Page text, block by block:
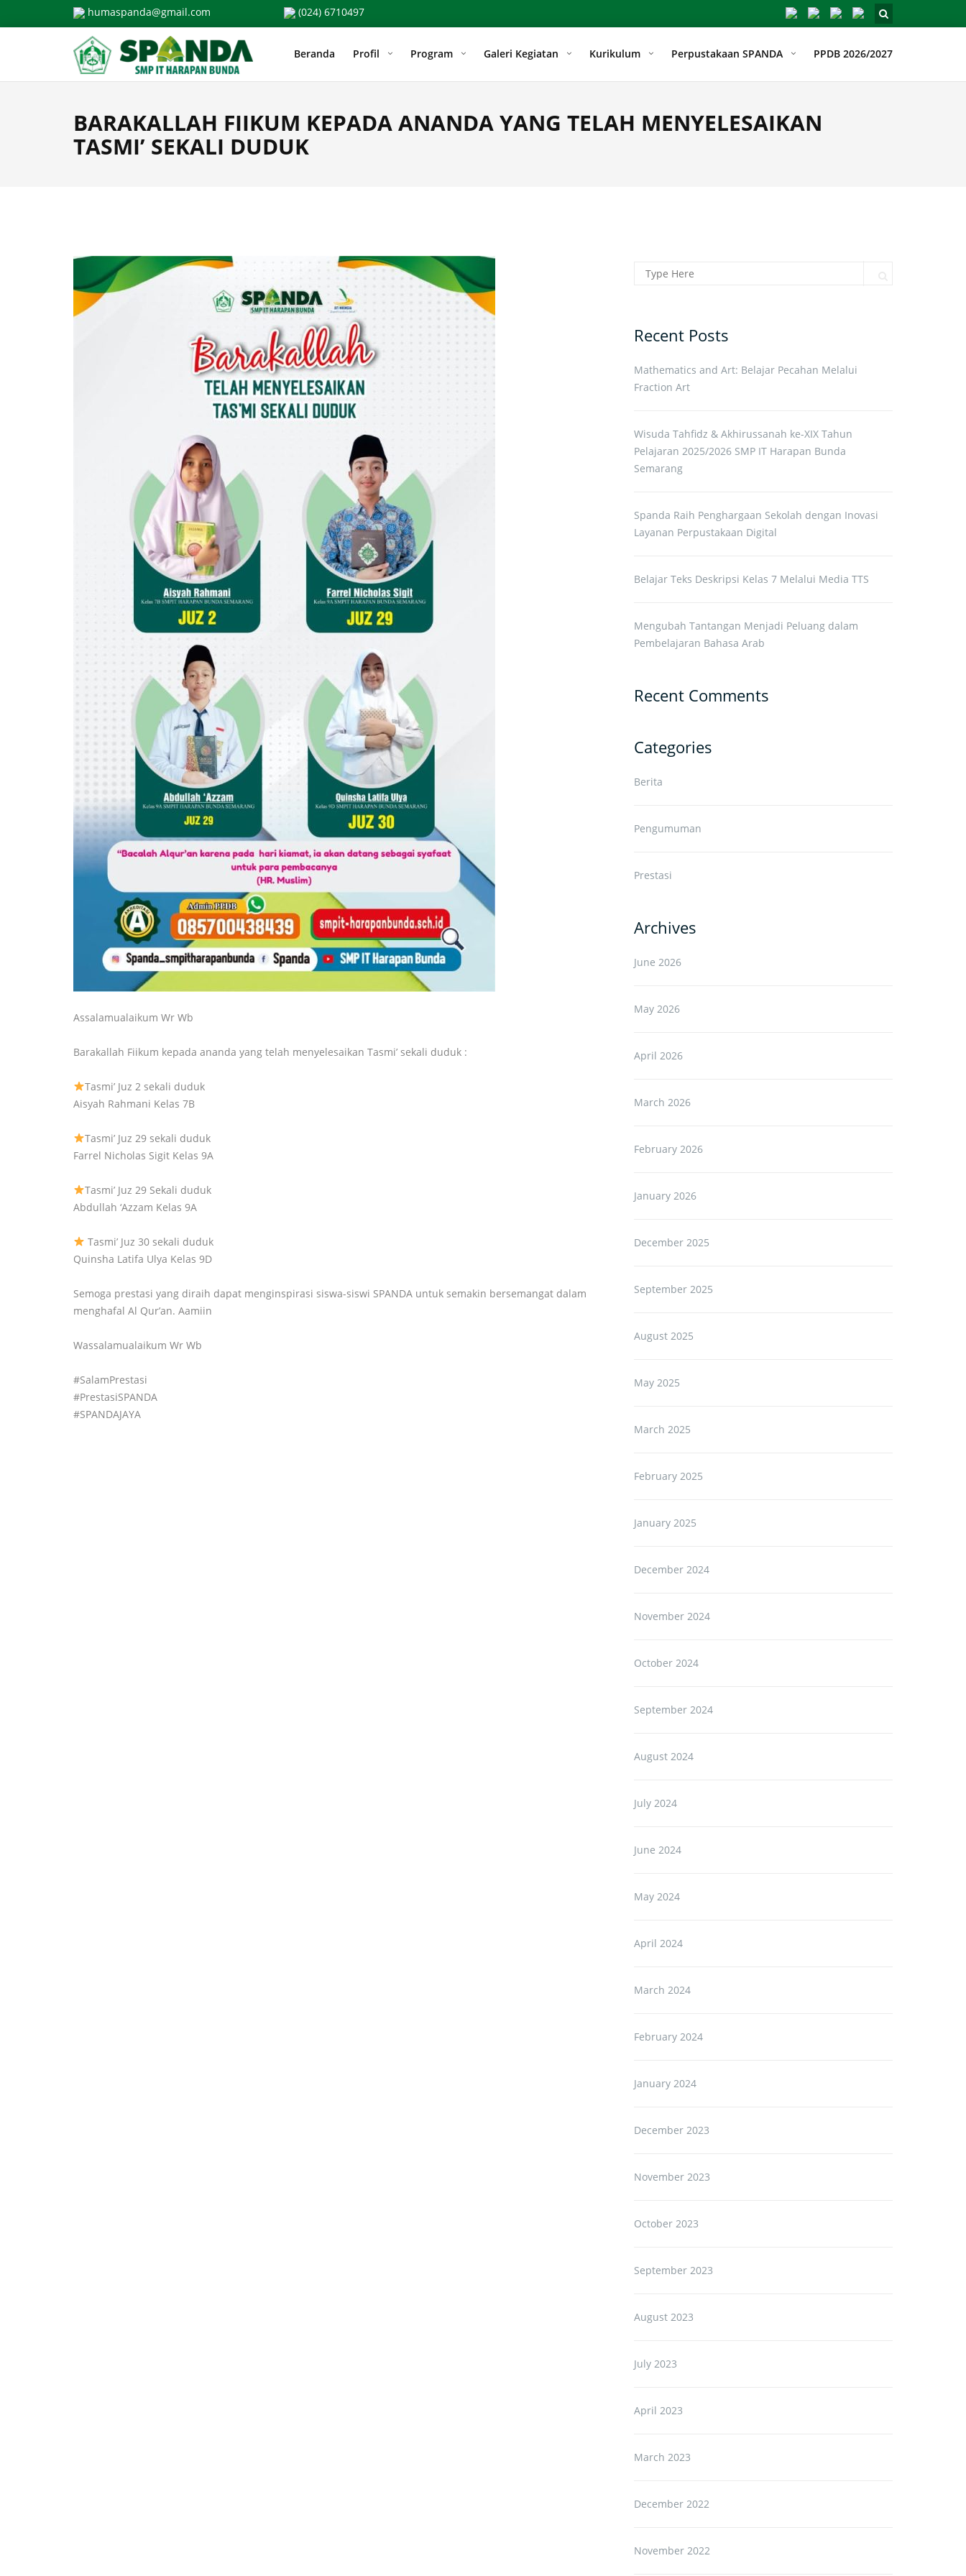
to
humaspanda@gmail.com (024) 6710497
Beranda Profil Program Galeri Kegiatan Kurikulum Perpustakaan SPANDA PPDB 2026/2027
BARAKALLAH FIIKUM KEPADA ANANDA YANG TELAH MENYELESAIKAN
TASMI’ SEKALI DUDUK
Assalamualaikum Wr Wb
Barakallah Fiikum kepada ananda yang telah menyelesaikan Tasmi’ sekali duduk :
Tasmi’ Juz 2 sekali duduk
Aisyah Rahmani Kelas 7B
Tasmi’ Juz 29 sekali duduk
Farrel Nicholas Sigit Kelas 9A
Tasmi’ Juz 29 Sekali duduk
Abdullah ‘Azzam Kelas 9A
Tasmi’ Juz 30 sekali duduk
Quinsha Latifa Ulya Kelas 9D
Semoga prestasi yang diraih dapat menginspirasi siswa-siswi SPANDA untuk semakin bersemangat dalam
menghafal Al Qur’an. Aamiin
Wassalamualaikum Wr Wb
#SalamPrestasi
#PrestasiSPANDA
#SPANDAJAYA
Search for:
Recent Posts
Mathematics and Art: Belajar Pecahan Melalui
Fraction Art
Wisuda Tahfidz & Akhirussanah ke-XIX Tahun
Pelajaran 2025/2026 SMP IT Harapan Bunda
Semarang
Spanda Raih Penghargaan Sekolah dengan Inovasi
Layanan Perpustakaan Digital
Belajar Teks Deskripsi Kelas 7 Melalui Media TTS
Mengubah Tantangan Menjadi Peluang dalam
Pembelajaran Bahasa Arab
Recent Comments
Categories
Berita
Pengumuman
Prestasi
Archives
June 2026
May 2026
April 2026
March 2026
February 2026
January 2026
December 2025
September 2025
August 2025
May 2025
March 2025
February 2025
January 2025
December 2024
November 2024
October 2024
September 2024
August 2024
July 2024
June 2024
May 2024
April 2024
March 2024
February 2024
January 2024
December 2023
November 2023
October 2023
September 2023
August 2023
July 2023
April 2023
March 2023
December 2022
November 2022